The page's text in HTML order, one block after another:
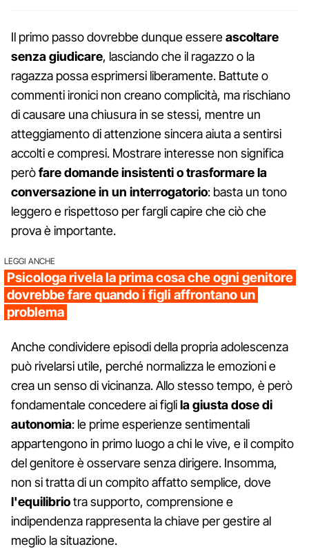
Il primo passo dovrebbe dunque essereascoltare
senza giudicare, lasciando che il ragazzo o la
ragazza possa esprimersi liberamente. Battute o
commenti ironici non creano complicità, ma rischiano
di causare una chiusura in se stessi, mentre un
atteggiamento di attenzione sincera aiuta a sentirsi
accolti e compresi. Mostrare interesse non significa
peròfare domande insistenti o trasformare la
conversazione in un interrogatorio: basta un tono
leggero e rispettoso per fargli capire che ciò che
prova è importante.
LEGGI ANCHE
Psicologa rivela la prima cosa che ogni genitore
dovrebbe fare quando i figli affrontano un
problema
Anche condividere episodi della propria adolescenza
può rivelarsi utile, perché normalizza le emozioni e
crea un senso di vicinanza. Allo stesso tempo, è però
fondamentale concedere ai figlila giusta dose di
autonomia: le prime esperienze sentimentali
appartengono in primo luogo a chi le vive, e il compito
del genitore è osservare senza dirigere. Insomma,
non si tratta di un compito affatto semplice, dove
l'equilibriotra supporto, comprensione e
indipendenza rappresenta la chiave per gestire al
meglio la situazione.